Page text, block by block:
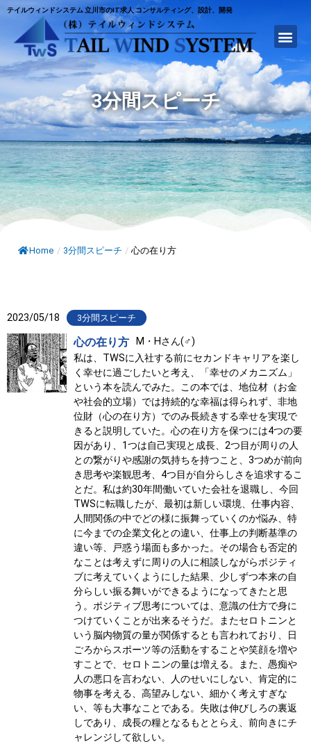
テイルウィンドシステム 立川市のIT求人 コンサルティング、設計、開発
3分間スピーチ
Home / 3分間スピーチ / 心の在り方
2023/05/18 3分間スピーチ
心の在り方
M・Hさん(♂)
私は、TWSに入社する前にセカンドキャリアを楽し
く幸せに過ごしたいと考え、「幸せのメカニズム」
という本を読んでみた。この本では、地位材（お金
や社会的立場）では持続的な幸福は得られず、非地
位財（心の在り方）でのみ長続きする幸せを実現で
きると説明していた。心の在り方を保つには4つの要
因があり、1つは自己実現と成長、2つ目が周りの人
との繋がりや感謝の気持ちを持つこと、3つめが前向
き思考や楽観思考、4つ目が自分らしさを追求するこ
とだ。私は約30年間働いていた会社を退職し、今回
TWSに転職したが、最初は新しい環境、仕事内容、
人間関係の中でどの様に振舞っていくのか悩み、特
に今までの企業文化との違い、仕事上の判断基準の
違い等、戸惑う場面も多かった。その場合も否定的
なことは考えずに周りの人に相談しながらポジティ
ブに考えていくようにした結果、少しずつ本来の自
分らしい振る舞いができるようになってきたと思
う。ポジティブ思考については、意識の仕方で身に
つけていくことが出来るそうだ。またセロトニンと
いう脳内物質の量が関係するとも言われており、日
ごろからスポーツ等の活動をすることや笑顔を増や
すことで、セロトニンの量は増える。また、愚痴や
人の悪口を言わない、人のせいにしない、肯定的に
物事を考える、高望みしない、細かく考えすぎな
い、等も大事なことである。失敗は伸びしろの裏返
しであり、成長の糧となるもととらえ、前向きにチ
ャレンジして欲しい。